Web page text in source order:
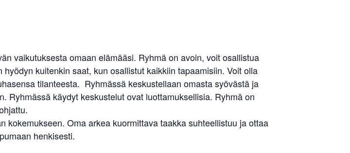
vaikutuksesta omaan elämääsi. Ryhmä on avoin, voit osallistua
kuitenkin saat, kun osallistut kaikkiin tapaamisiin. Voit olla
tilanteesta. Ryhmässä keskustellaan omasta syövästä ja
Ryhmässä käydyt keskustelut ovat luottamuksellisia. Ryhmä on
kokemukseen. Oma arkea kuormittava taakka suhteellistuu ja ottaa
henkisesti.